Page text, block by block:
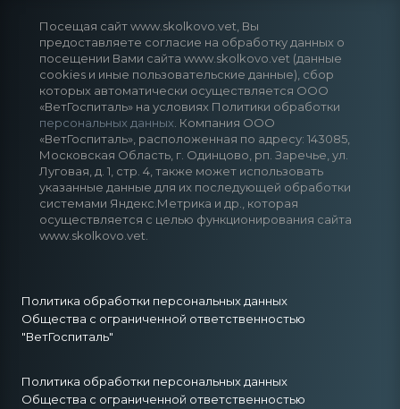
Посещая сайт www.skolkovo.vet, Вы
предоставляете согласие на обработку данных о
посещении Вами сайта www.skolkovo.vet (данные
cookies и иные пользовательские данные), сбор
которых автоматически осуществляется ООО
«ВетГоспиталь» на условиях Политики обработки
персональных данных . Компания ООО
«ВетГоспиталь», расположенная по адресу: 143085,
Московская Область, г. Одинцово, рп. Заречье, ул.
Луговая, д. 1, стр. 4, также может использовать
указанные данные для их последующей обработки
системами Яндекс.Метрика и др., которая
осуществляется с целью функционирования сайта
www.skolkovo.vet.
Политика обработки персональных данных
Общества с ограниченной ответственностью
"ВетГоспиталь"
Политика обработки персональных данных
Общества с ограниченной ответственностью